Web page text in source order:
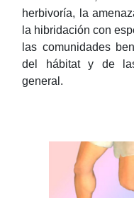
herbivoría, la
la hibridación con
las comunidades
del hábitat y de
general.